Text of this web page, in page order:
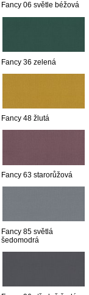
Fancy 06 světle béžová
Fancy 36 zelená
Fancy 48 žlutá
Fancy 63 starorůžová
Fancy 85 světlá
šedomodrá